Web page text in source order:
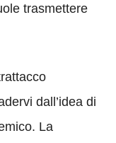
trasmettere
dall’idea di
La